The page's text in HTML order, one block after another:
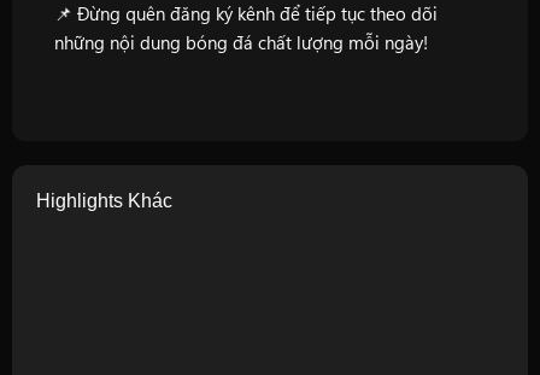
📌 Đừng quên đăng ký kênh để tiếp tục theo dõi
những nội dung bóng đá chất lượng mỗi ngày!
Highlights Khác